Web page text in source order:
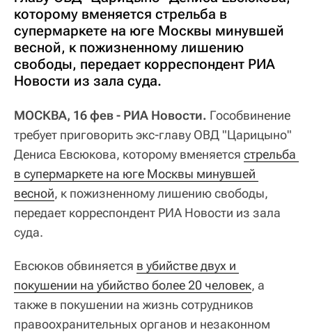
которому вменяется стрельба в
супермаркете на юге Москвы минувшей
весной, к пожизненному лишению
свободы, передает корреспондент РИА
Новости из зала суда.
МОСКВА, 16 фев - РИА Новости. Гособвинение
требует приговорить экс-главу ОВД "Царицыно"
Дениса Евсюкова, которому вменяется стрельба
в супермаркете на юге Москвы минувшей
весной, к пожизненному лишению свободы,
передает корреспондент РИА Новости из зала
суда.
Евсюков обвиняется в убийстве двух и
покушении на убийство более 20 человек, а
также в покушении на жизнь сотрудников
правоохранительных органов и незаконном